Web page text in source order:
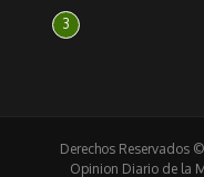
3
Derechos Reservados
Opinion Diario de la